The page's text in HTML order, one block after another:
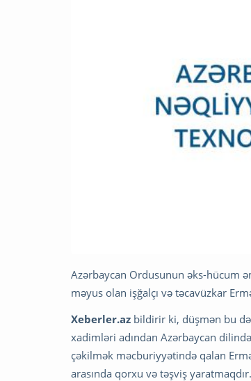
Azərbaycan Ordusunun əks-hücum
məyus olan işğalçı və təcavüzkar
Xeberler.az bildirir ki, düşmən bu
xadimləri adından Azərbaycan
çəkilmək məcburiyyətində qalan
arasında qorxu və təşviş yaratmaqdır.